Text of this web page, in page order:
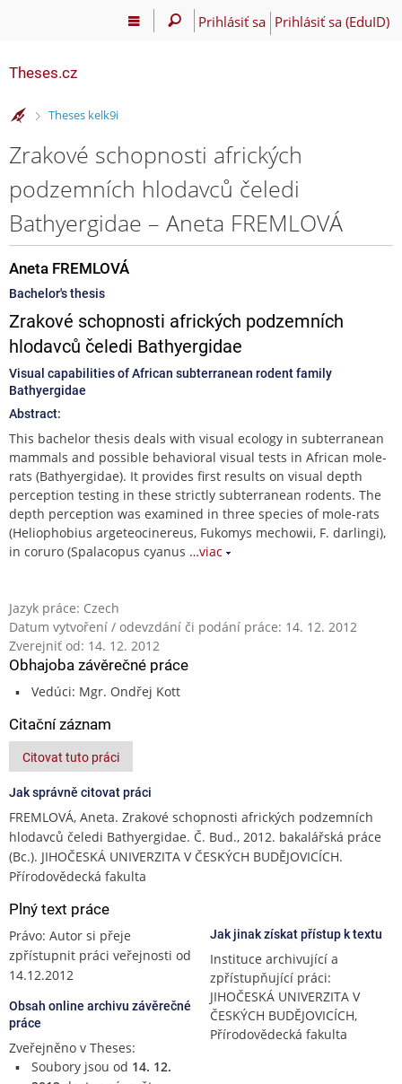
Prihlásiť sa Prihlásiť sa (EduID)
Theses.cz
>
Theses kelk9i
Zrakové schopnosti afrických
podzemních hlodavců čeledi
Bathyergidae – Aneta FREMLOVÁ
Aneta FREMLOVÁ
Bachelor's thesis
Zrakové schopnosti afrických podzemních
hlodavců čeledi Bathyergidae
Visual capabilities of African subterranean rodent family
Bathyergidae
Abstract:
This bachelor thesis deals with visual ecology in subterranean
mammals and possible behavioral visual tests in African mole-
rats (Bathyergidae). It provides first results on visual depth
perception testing in these strictly subterranean rodents. The
depth perception was examined in three species of mole-rats
(Heliophobius argeteocinereus, Fukomys mechowii, F. darlingi),
in coruro (Spalacopus cyanus …viac
Jazyk práce: Czech
Datum vytvoření / odevzdání či podání práce: 14. 12. 2012
Zverejniť od: 14. 12. 2012
Obhajoba závěrečné práce
Vedúci: Mgr. Ondřej Kott
Citační záznam
Citovat tuto práci
Jak správně citovat práci
FREMLOVÁ, Aneta. Zrakové schopnosti afrických podzemních
hlodavců čeledi Bathyergidae. Č. Bud., 2012. bakalářská práce
(Bc.). JIHOČESKÁ UNIVERZITA V ČESKÝCH BUDĚJOVICÍCH.
Přírodovědecká fakulta
Plný text práce
Právo: Autor si přeje
zpřístupnit práci veřejnosti od
14.12.2012
Obsah online archivu závěrečné
práce
Zveřejněno v Theses:
Soubory jsou od 14. 12.
Jak jinak získat přístup k textu
Instituce archivující a
zpřístupňující práci:
JIHOČESKÁ UNIVERZITA V
ČESKÝCH BUDĚJOVICÍCH,
Přírodovědecká fakulta